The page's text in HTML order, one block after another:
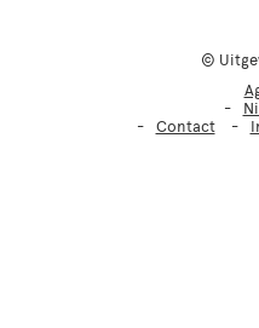
©
Contact